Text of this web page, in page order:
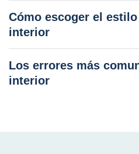
Cómo escoger el
interior
Los errores más
interior